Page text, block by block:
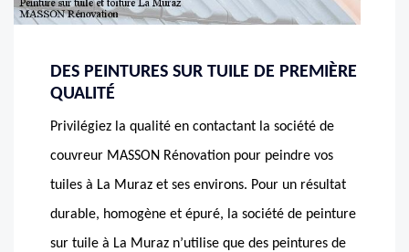
DES PEINTURES SUR TUILE DE PREMIÈRE
QUALITÉ
Privilégiez la qualité en contactant la société de
couvreur MASSON Rénovation pour peindre vos
tuiles à La Muraz et ses environs. Pour un résultat
durable, homogène et épuré, la société de peinture
sur tuile à La Muraz n’utilise que des peintures de